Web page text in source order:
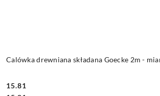
Calówka drewniana składana Goecke 2m -
15.81